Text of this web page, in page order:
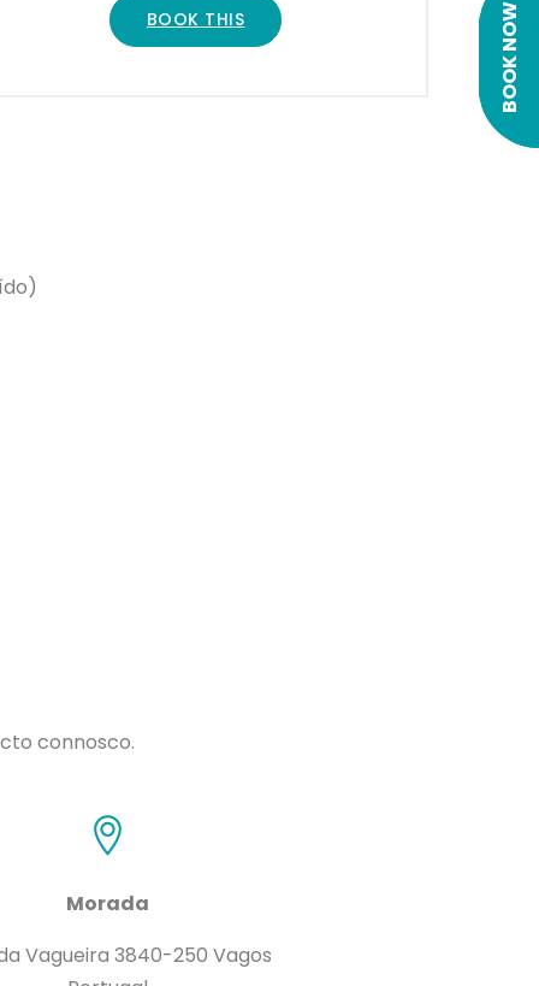
BOOK THIS
connosco.
Morada
Vagueira 3840-250 Vagos
BOOK NOW